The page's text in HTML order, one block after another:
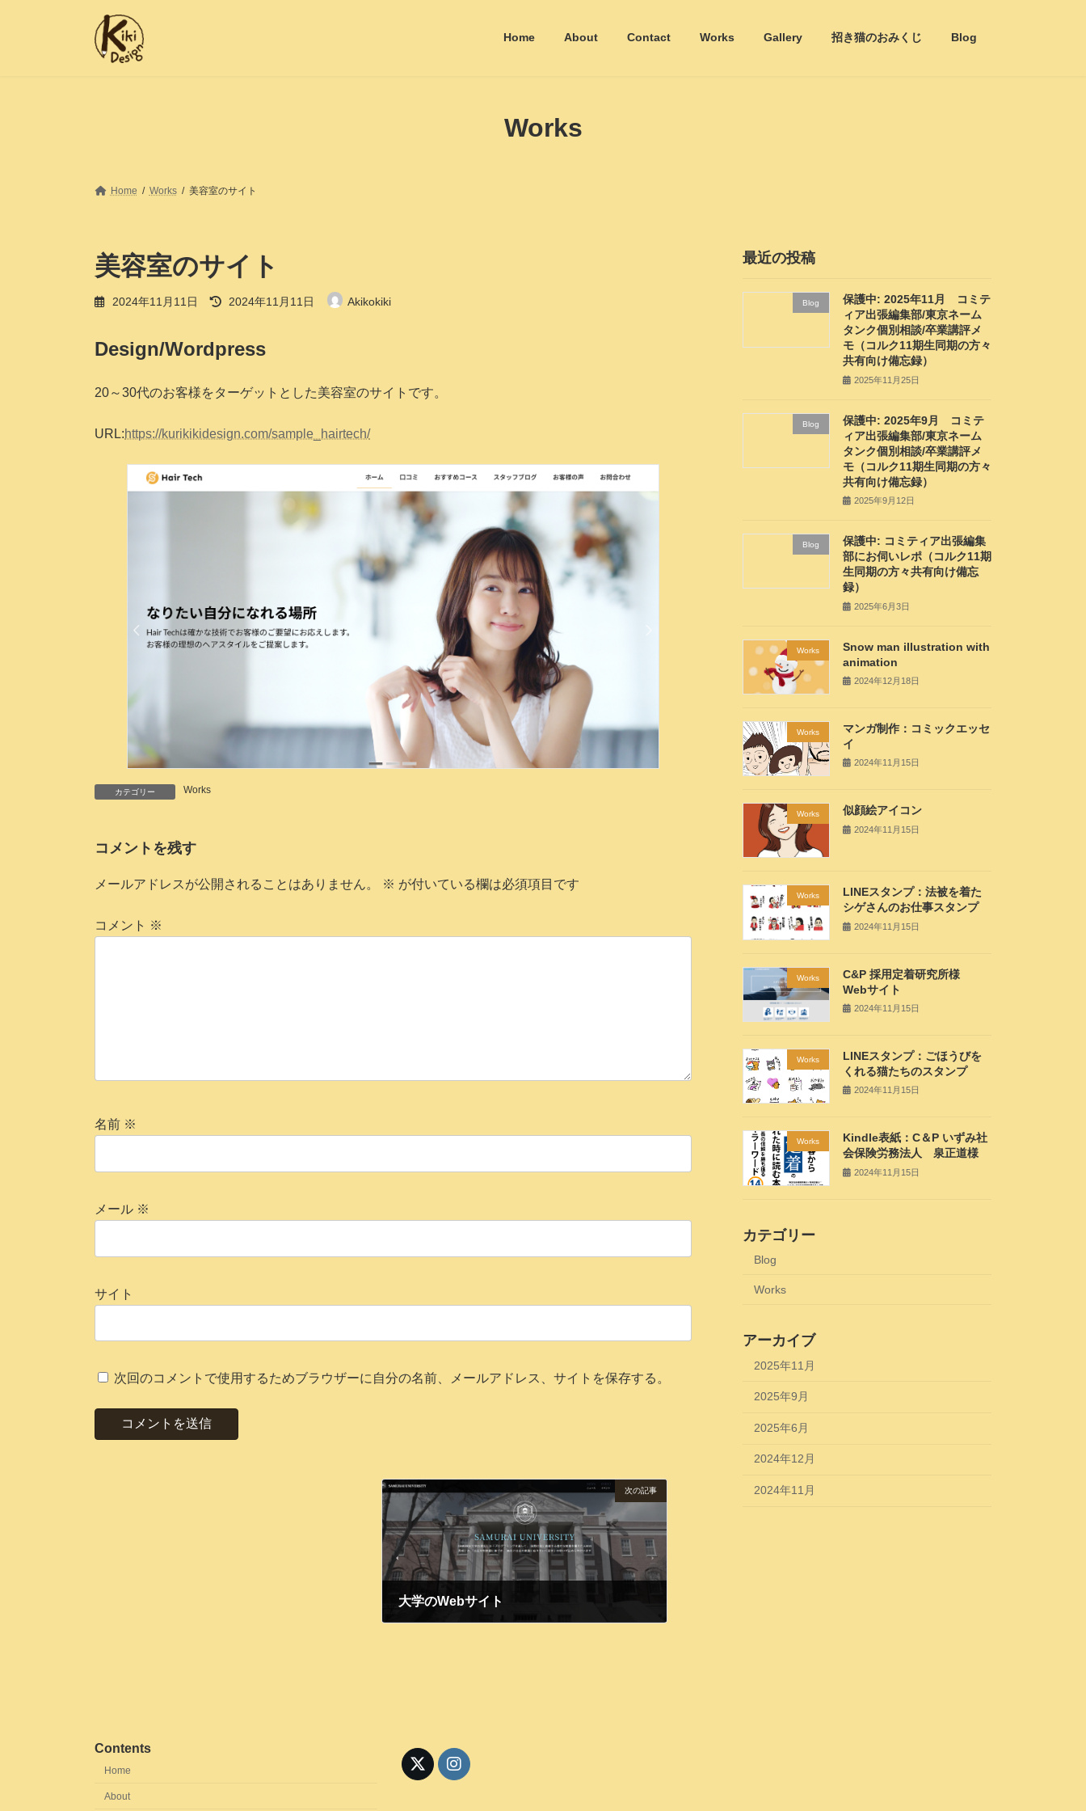
Home About Contact Works Gallery 招き猫のおみくじ Blog
Works
Home Works 美容室のサイト
美容室のサイト
2024年11月11日
最
終
日
2024年11月11日 Akikokiki
Design/Wordpress
20～30代のお客様をターゲットとした美容室のサイトです。
URL:https://kurikikidesign.com/sample_hairtech/
カテゴリー Works
コメントを残す
メールアドレスが公開されることはありません。 ※ が付いている欄は必須項目です
コメント ※
名前 ※
メール ※
サイト
次回のコメントで使用するためブラウザーに自分の名前、メールアドレス、サイトを保存する。
次の記事
大学のWebサイト
最近の投稿
Blog
保護中: 2025年11月 コミテ
ィア出張編集部/東京ネーム
タンク個別相談/卒業講評メ
モ（コルク11期生同期の方々
共有向け備忘録）
2025年11月25日
Blog
保護中: 2025年9月 コミテ
ィア出張編集部/東京ネーム
タンク個別相談/卒業講評メ
モ（コルク11期生同期の方々
共有向け備忘録）
2025年9月12日
Blog
保護中: コミティア出張編集
部にお伺いレポ（コルク11期
生同期の方々共有向け備忘
録）
2025年6月3日
Works
Snow man illustration with
animation
2024年12月18日
Works
マンガ制作：コミックエッセ
イ
2024年11月15日
Works 似顔絵アイコン
2024年11月15日
Works
LINEスタンプ：法被を着た
シゲさんのお仕事スタンプ
2024年11月15日
Works
C&P 採用定着研究所様
Webサイト
2024年11月15日
Works
LINEスタンプ：ごほうびを
くれる猫たちのスタンプ
2024年11月15日
Works
Kindle表紙：C＆P いずみ社
会保険労務法人 泉正道様
2024年11月15日
カテゴリー
Blog
Works
アーカイブ
2025年11月
2025年9月
2025年6月
2024年12月
2024年11月
Contents
Home
About